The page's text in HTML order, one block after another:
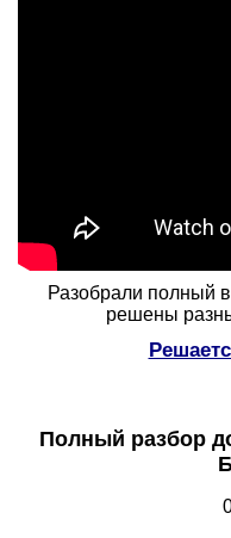
Разобрали полный
решены
Полный разбор